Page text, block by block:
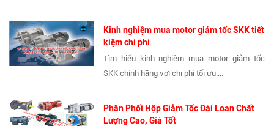
Kinh nghiệm mua motor giảm tốc SKK tiết
kiệm chi phí
Tìm hiểu kinh nghiệm mua motor giảm tốc
SKK chính hãng với chi phí tối ưu....
Phân Phối Hộp Giảm Tốc Đài Loan Chất
Lượng Cao, Giá Tốt